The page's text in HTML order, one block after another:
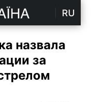
RU
назвала
за